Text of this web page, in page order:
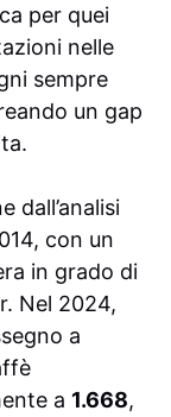
per quei
nelle
sempre
un gap
dall’analisi
con un
in grado di
Nel 2024,
a
a 1.668,